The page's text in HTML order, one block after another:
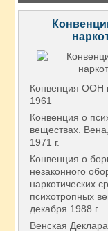
Конвенция ООН
1961
Конвенция о
веществах.
1971 г.
Конвенция о
незаконного
наркотических
психотропных
декабря 1988 г.
Венская